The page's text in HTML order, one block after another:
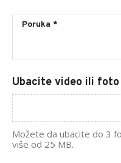
Ubacite video ili foto
Možete da ubacite do 3
više od 25 MB.